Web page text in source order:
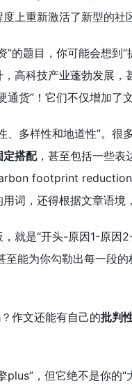
上重新激活了新型的社
”的题目，你可能会想
高科技产业蓬勃发展
通货”！它们不仅增加了
、多样性和地道性”。
定搭配，甚至包括一些表
footprint
词，还得根据文章语境
就是“开头-原因1-原因
至能为你勾勒出每一段
作文还能有自己的批判
plus”，但它绝不是你